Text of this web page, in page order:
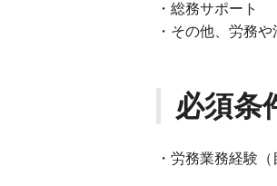
・総務サポート
・その他、労務
必須条
・労務業務経験（